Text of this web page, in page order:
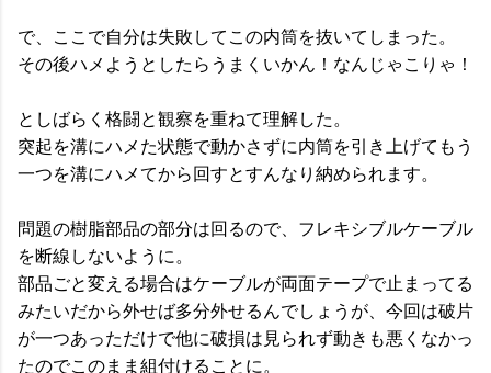
で、ここで自分は失敗してこの内筒を抜いてしまった。
その後ハメようとしたらうまくいかん！なんじゃこりゃ！
としばらく格闘と観察を重ねて理解した。
突起を溝にハメた状態で動かさずに内筒を引き上げてもう
一つを溝にハメてから回すとすんなり納められます。
問題の樹脂部品の部分は回るので、フレキシブルケーブル
を断線しないように。
部品ごと変える場合はケーブルが両面テープで止まってる
みたいだから外せば多分外せるんでしょうが、今回は破片
が一つあっただけで他に破損は見られず動きも悪くなかっ
たのでこのまま組付けることに。